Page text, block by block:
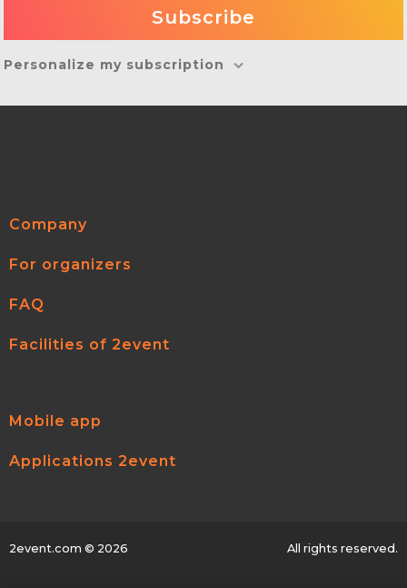
Personalize my subscription
Company
For organizers
FAQ
Facilities of 2event
Mobile app
Applications 2event
2event.com © 2026 All rights reserved.